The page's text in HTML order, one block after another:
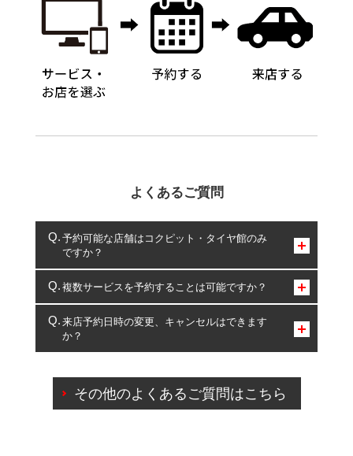
よくあるご質問
予約可能な店舗はコクピット・タイヤ館のみ
ですか？
コクピット・タイヤ館のみとなります。
複数サービスを予約することは可能ですか？
複数サービスのご予約は可能です。
一部の商品・サービスの組み合わせに限り、同時にご予約が
出来ないものもございます。
来店予約日時の変更、キャンセルはできます
か？
ご来店予約日の3営業日前を過ぎている場合のご予約
の日時変更につきましては、直接ご予約の店舗まで
その他のよくあるご質問はこちら